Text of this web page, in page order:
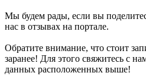
Мы будем рады, если вы
нас в отзывах на портале.
Обратите внимание, что стоит
заранее! Для этого свяжитесь с
данных расположенных выше!